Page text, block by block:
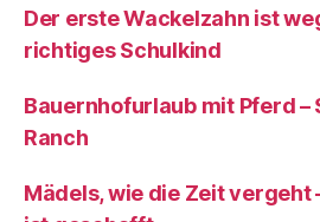
Der erste Wackelzahn ist
richtiges Schulkind
Bauernhofurlaub mit Pferd –
Ranch
Mädels, wie die Zeit vergeht